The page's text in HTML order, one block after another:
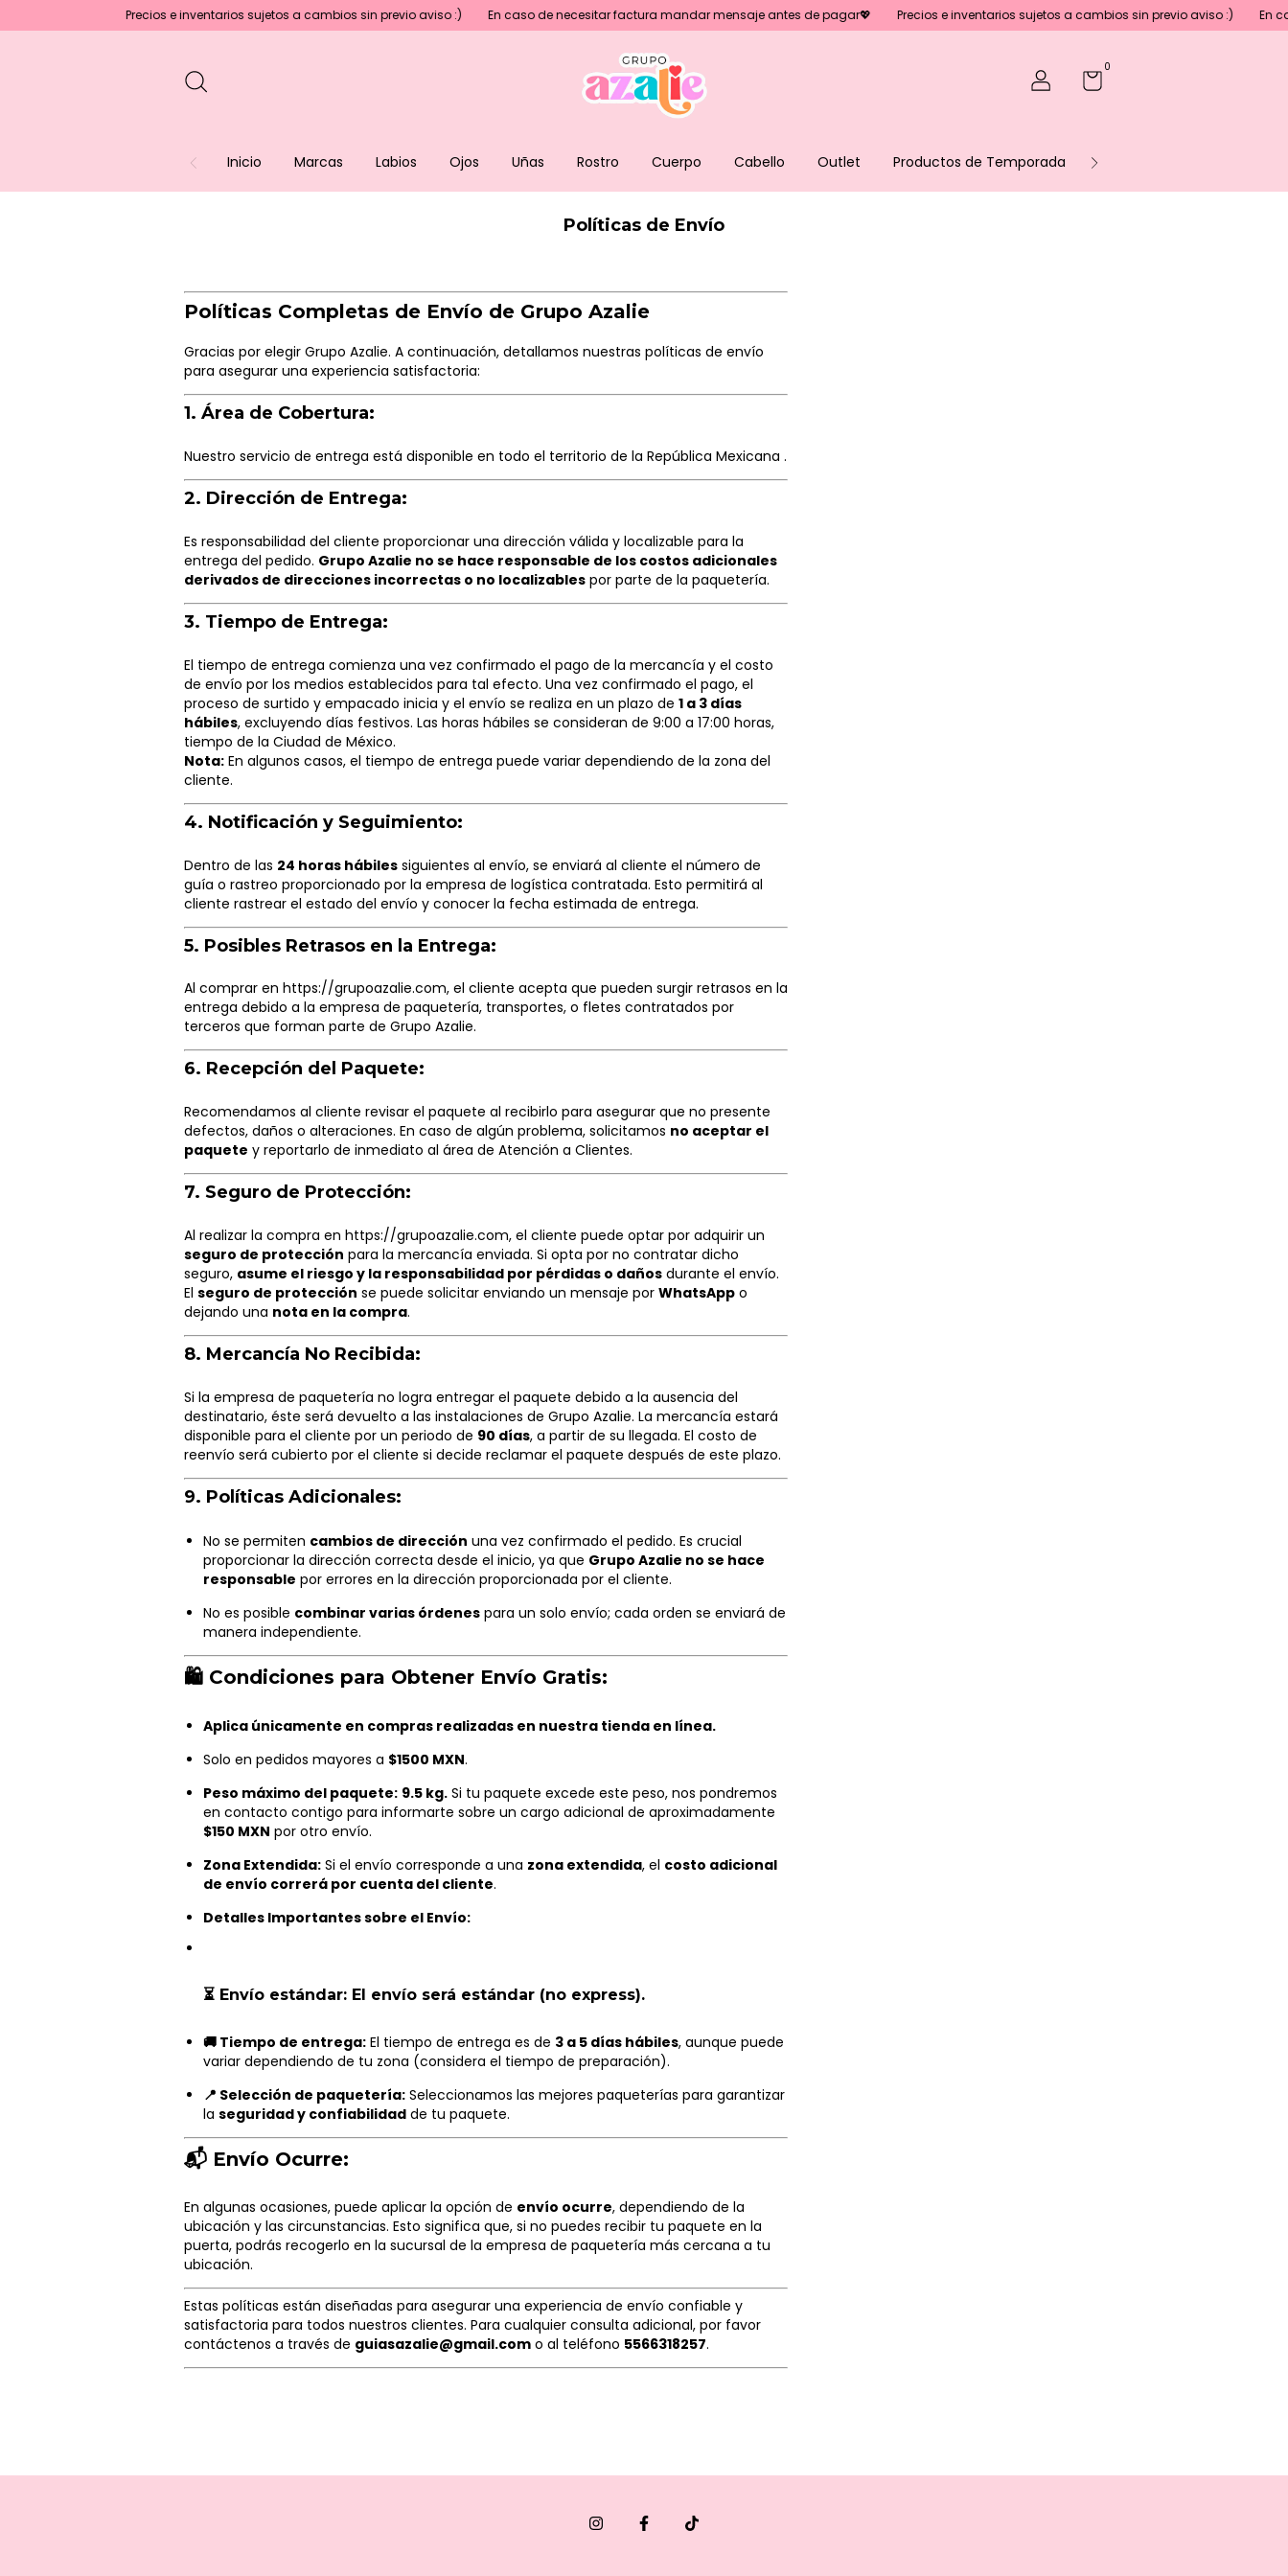
Precios e inventarios sujetos a cambios sin previo aviso :) En caso de necesitar factura mandar mensaje antes de pagar💖 Precios e inventarios sujetos a cambios sin previo aviso :) En caso
0
Inicio Marcas Labios Ojos Uñas Rostro Cuerpo Cabello Outlet Productos de Temporada
Políticas de Envío
Políticas Completas de Envío de Grupo Azalie
Gracias por elegir Grupo Azalie. A continuación, detallamos nuestras políticas de envío
para asegurar una experiencia satisfactoria:
1. Área de Cobertura:
Nuestro servicio de entrega está disponible en todo el territorio de la República Mexicana .
2. Dirección de Entrega:
Es responsabilidad del cliente proporcionar una dirección válida y localizable para la
entrega del pedido. Grupo Azalie no se hace responsable de los costos adicionales
derivados de direcciones incorrectas o no localizables por parte de la paquetería.
3. Tiempo de Entrega:
El tiempo de entrega comienza una vez confirmado el pago de la mercancía y el costo
de envío por los medios establecidos para tal efecto. Una vez confirmado el pago, el
proceso de surtido y empacado inicia y el envío se realiza en un plazo de 1 a 3 días
hábiles, excluyendo días festivos. Las horas hábiles se consideran de 9:00 a 17:00 horas,
tiempo de la Ciudad de México.
Nota: En algunos casos, el tiempo de entrega puede variar dependiendo de la zona del
cliente.
4. Notificación y Seguimiento:
Dentro de las 24 horas hábiles siguientes al envío, se enviará al cliente el número de
guía o rastreo proporcionado por la empresa de logística contratada. Esto permitirá al
cliente rastrear el estado del envío y conocer la fecha estimada de entrega.
5. Posibles Retrasos en la Entrega:
Al comprar en https://grupoazalie.com, el cliente acepta que pueden surgir retrasos en la
entrega debido a la empresa de paquetería, transportes, o fletes contratados por
terceros que forman parte de Grupo Azalie.
6. Recepción del Paquete:
Recomendamos al cliente revisar el paquete al recibirlo para asegurar que no presente
defectos, daños o alteraciones. En caso de algún problema, solicitamos no aceptar el
paquete y reportarlo de inmediato al área de Atención a Clientes.
7. Seguro de Protección:
Al realizar la compra en https://grupoazalie.com, el cliente puede optar por adquirir un
seguro de protección para la mercancía enviada. Si opta por no contratar dicho
seguro, asume el riesgo y la responsabilidad por pérdidas o daños durante el envío.
El seguro de protección se puede solicitar enviando un mensaje por WhatsApp o
dejando una nota en la compra.
8. Mercancía No Recibida:
Si la empresa de paquetería no logra entregar el paquete debido a la ausencia del
destinatario, éste será devuelto a las instalaciones de Grupo Azalie. La mercancía estará
disponible para el cliente por un periodo de 90 días, a partir de su llegada. El costo de
reenvío será cubierto por el cliente si decide reclamar el paquete después de este plazo.
9. Políticas Adicionales:
No se permiten cambios de dirección una vez confirmado el pedido. Es crucial
proporcionar la dirección correcta desde el inicio, ya que Grupo Azalie no se hace
responsable por errores en la dirección proporcionada por el cliente.
No es posible combinar varias órdenes para un solo envío; cada orden se enviará de
manera independiente.
🛍️ Condiciones para Obtener Envío Gratis:
Aplica únicamente en compras realizadas en nuestra tienda en línea.
Solo en pedidos mayores a $1500 MXN.
Peso máximo del paquete: 9.5 kg. Si tu paquete excede este peso, nos pondremos
en contacto contigo para informarte sobre un cargo adicional de aproximadamente
$150 MXN por otro envío.
Zona Extendida: Si el envío corresponde a una zona extendida, el costo adicional
de envío correrá por cuenta del cliente.
Detalles Importantes sobre el Envío:
⏳ Envío estándar: El envío será estándar (no express).
🚚 Tiempo de entrega: El tiempo de entrega es de 3 a 5 días hábiles, aunque puede
variar dependiendo de tu zona (considera el tiempo de preparación).
📍 Selección de paquetería: Seleccionamos las mejores paqueterías para garantizar
la seguridad y confiabilidad de tu paquete.
📬 Envío Ocurre:
En algunas ocasiones, puede aplicar la opción de envío ocurre, dependiendo de la
ubicación y las circunstancias. Esto significa que, si no puedes recibir tu paquete en la
puerta, podrás recogerlo en la sucursal de la empresa de paquetería más cercana a tu
ubicación.
Estas políticas están diseñadas para asegurar una experiencia de envío confiable y
satisfactoria para todos nuestros clientes. Para cualquier consulta adicional, por favor
contáctenos a través de guiasazalie@gmail.com o al teléfono 5566318257.